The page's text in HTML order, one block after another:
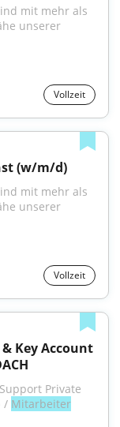
mit mehr als
unserer
Vollzeit
(w/m/d)
mit mehr als
unserer
Vollzeit
Key Account
Private
/ Mitarbeiter